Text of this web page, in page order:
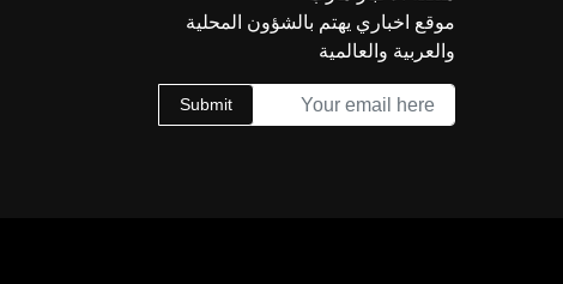
موقع اخباري يهتم بالشؤون المحلية
والعربية والعالمية
Submit